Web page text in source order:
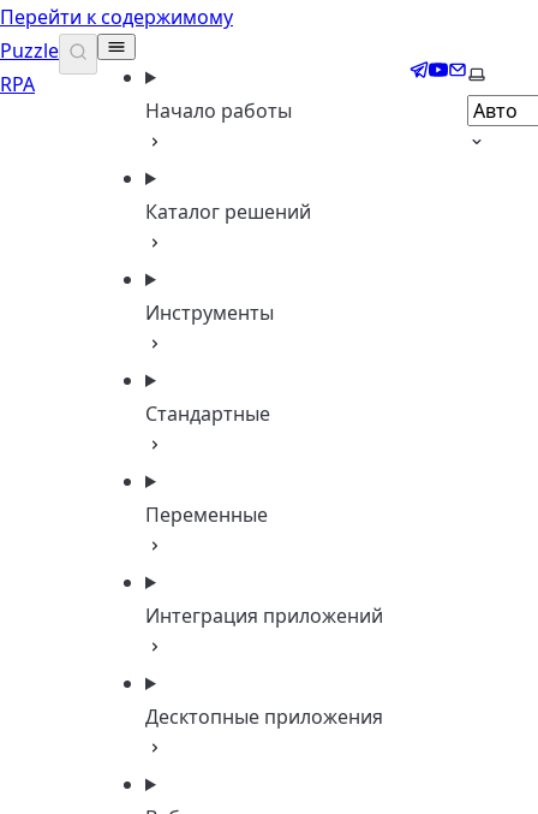
Перейти к содержимому
Puzzle
RPA
Начало работы
Каталог решений
Инструменты
Стандартные
Переменные
Интеграция приложений
Десктопные приложения
Telegram
YouTube
Email